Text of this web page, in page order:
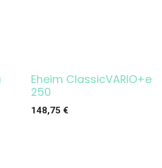
¡OFERTA!
Eheim ClassicVARIO+e
250
148,75 €